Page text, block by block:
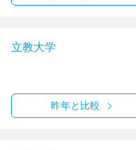
立教大学
昨年と比較